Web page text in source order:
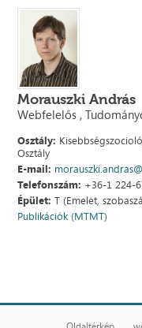
Morauszki András
Webfelelős ,
Osztály:
Osztály
E-mail:
Telefonszám: +36-1 224-
Épület: T (Emelet,
Publikációk (MTMT)